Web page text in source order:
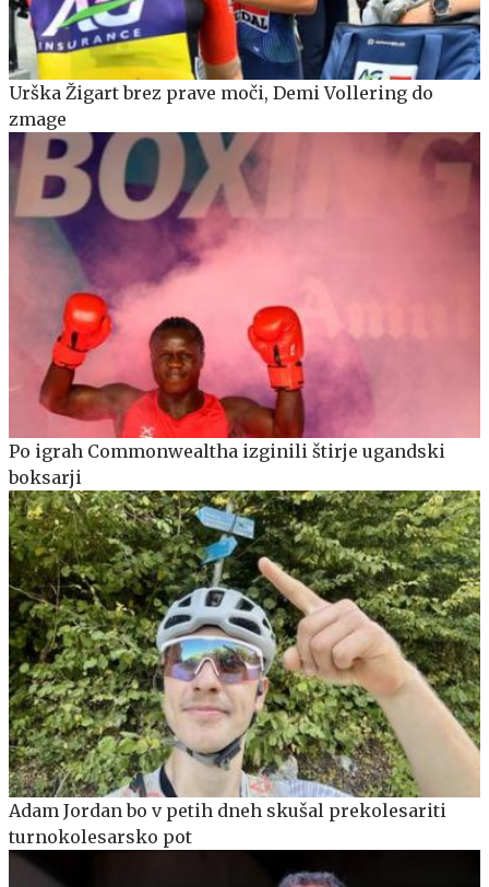
Urška Žigart brez prave moči, Demi Vollering do
zmage
Po igrah Commonwealtha izginili štirje ugandski
boksarji
Adam Jordan bo v petih dneh skušal prekolesariti
turnokolesarsko pot